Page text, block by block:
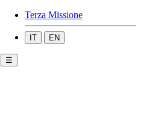
Terza Missione
IT EN
☰